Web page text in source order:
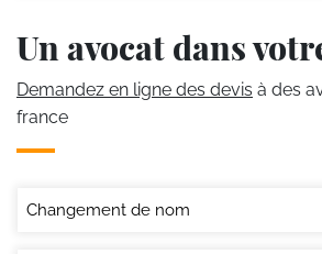
Un avocat dans
Demandez en ligne des devis à des
france
Changement de nom